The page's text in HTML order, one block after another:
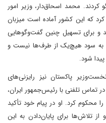
محمد اسحاق‌دار، وزیر امور
که این کشور آماده است میزبان
و برای تسهیل چنین گفت‌وگوهایی
به سود هیچ‌یک از طرف‌ها نیست و
شود.
پاکستان نیز رایزنی‌های
تماس تلفنی با رئیس‌جمهور ایران،
محکوم کرد. او در پیام خود تأکید
از تلاش‌ها برای پایان‌دادن به این